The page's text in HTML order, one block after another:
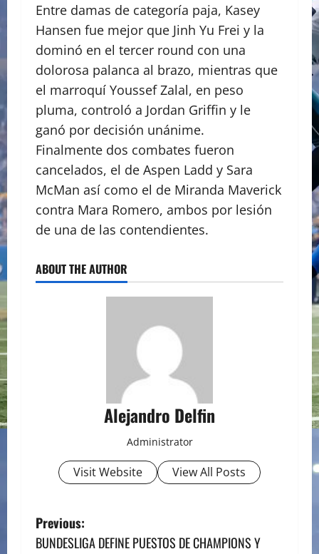
Entre damas de categoría paja, Kasey
Hansen fue mejor que Jinh Yu Frei y la
dominó en el tercer round con una
dolorosa palanca al brazo, mientras que
el marroquí Youssef Zalal, en peso
pluma, controló a Jordan Griffin y le
ganó por decisión unánime.
Finalmente dos combates fueron
cancelados, el de Aspen Ladd y Sara
McMan así como el de Miranda Maverick
contra Mara Romero, ambos por lesión
de una de las contendientes.
ABOUT THE AUTHOR
Alejandro Delfin
Administrator
Visit Website View All Posts
P
Previous:
BUNDESLIGA DEFINE PUESTOS DE CHAMPIONS Y